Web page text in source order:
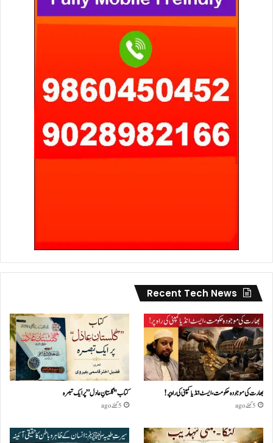
Recent Tech News
بھارت کی موجودہ حکومت،ایسٹ انڈیا کمپنی کی راہ پر!
5 گھنٹے ago
کتاب "گلستانِ عادل” پر ایک تبصرہ
5 گھنٹے ago